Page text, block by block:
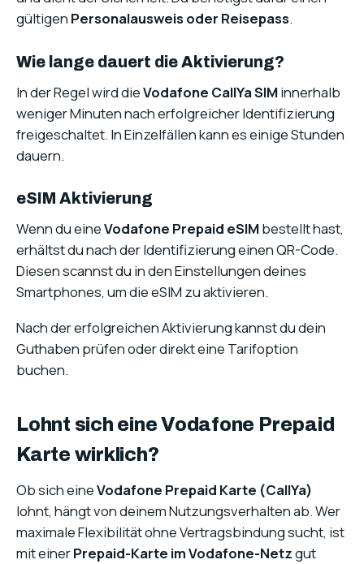
gültigen Personalausweis oder Reisepass.
Wie lange dauert die Aktivierung?
In der Regel wird dieVodafone CallYa SIMinnerhalb
weniger Minuten nach erfolgreicher Identifizierung
freigeschaltet. In Einzelfällen kann es einige Stunden
dauern.
eSIM Aktivierung
Wenn du eineVodafone Prepaid eSIMbestellt hast,
erhältst du nach der Identifizierung einen QR-Code.
Diesen scannst du in den Einstellungen deines
Smartphones, um die eSIM zu aktivieren.
Nach der erfolgreichen Aktivierung kannst du dein
Guthaben prüfen oder direkt eine Tarifoption
buchen.
Lohnt sich eine Vodafone Prepaid
Karte wirklich?
Ob sich eineVodafone Prepaid Karte (CallYa)
lohnt, hängt von deinem Nutzungsverhalten ab. Wer
maximale Flexibilität ohne Vertragsbindung sucht, ist
mit einerPrepaid-Karte im Vodafone-Netzgut